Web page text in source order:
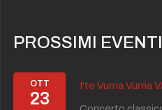
PROSSIMI EVENTI
OTT
23
I'te Vurria Vurria